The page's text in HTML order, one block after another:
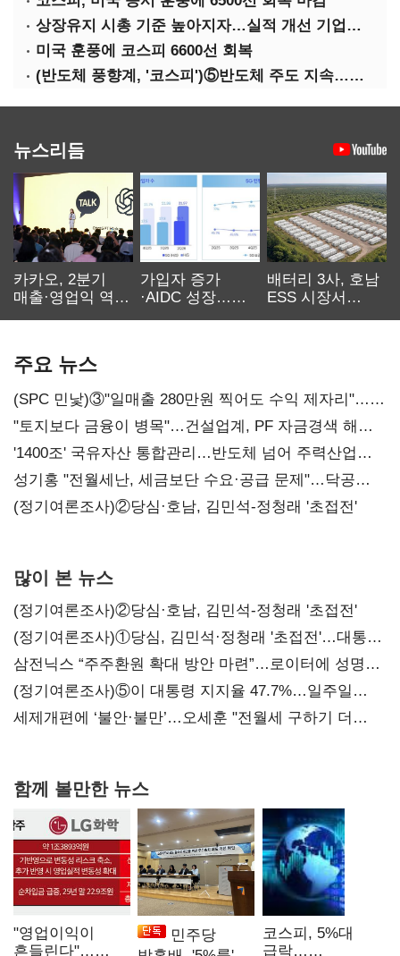
상장유지 시총 기준 높아지자…실적 개선 기업도 '관리종목'
미국 훈풍에 코스피 6600선 회복
(반도체 풍향계, '코스피')⑤반도체 주도 지속…코스피 성장축은 확대
뉴스리듬
카카오, 2분기
매출·영업익 역대
가입자 증가
·AIDC 성장…
배터리 3사, 호남
ESS 시장서
주요 뉴스
(SPC 민낯)③"일매출 280만원 찍어도 수익 제자리"…
점주 울리는 '상시 할인'
"토지보다 금융이 병목"…건설업계, PF 자금경색 해소
목소리
'1400조' 국유자산 통합관리…반도체 넘어 주력산업
구조혁신
성기홍 "전월세난, 세금보단 수요·공급 문제"…닥공
시사
(정기여론조사)②당심·호남, 김민석-정청래 '초접전'
많이 본 뉴스
(정기여론조사)②당심·호남, 김민석-정청래 '초접전'
(정기여론조사)①당심, 김민석·정청래 '초접전'…대통령
지지도 '50% 아래로'(종합)
삼전닉스 “주주환원 확대 방안 마련”…로이터에 성명
보내
(정기여론조사)⑤이 대통령 지지율 47.7%…일주일
만에 다시 40%대
세제개편에 ‘불안·불만’…오세훈 "전월세 구하기 더
함께 볼만한 뉴스
"영업이익이
흔들린다"…
민주당
코스피, 5%대
급락…